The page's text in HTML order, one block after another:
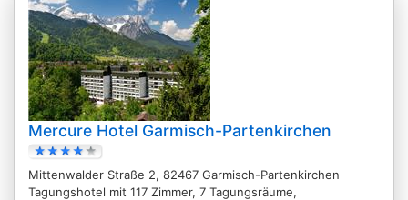
Mercure Hotel Garmisch-Partenkirchen
Mittenwalder Straße 2, 82467 Garmisch-Partenkirchen
Tagungshotel mit 117 Zimmer, 7 Tagungsräume,